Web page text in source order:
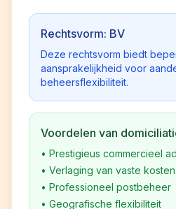
Rechtsvorm: BV
Deze rechtsvorm biedt
aansprakelijkheid voor
beheersflexibiliteit.
Voordelen van
• Prestigieus commercieel
• Verlaging van vaste kosten
• Professioneel postbeheer
• Geografische flexibiliteit